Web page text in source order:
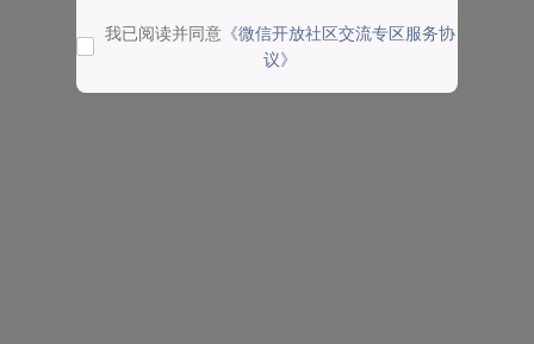
我已阅读并同意 《微信开放社区交流专区服务协
议》